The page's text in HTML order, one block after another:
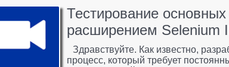
Тестирование
расширением Selenium
Здравствуйте. Как известно,
процесс, который требует